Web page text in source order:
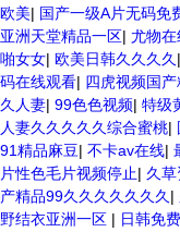
欧美| 国产一级A片无码免
亚洲天堂精品一区| 尤物在
啪女女| 欧美日韩久久久久 |
码在线观看| 四虎视频国
久人妻| 99色色视频| 特级
人妻久久久久久综合蜜桃|
91精品麻豆| 不卡av在线|
片性色毛片视频停止| 久
产精品99久久久久久久久 |
野结衣亚洲一区 | 日韩免